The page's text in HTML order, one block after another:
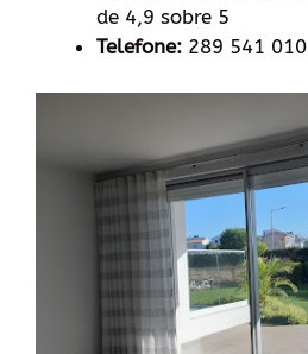
de 4,9 sobre 5
Telefone: 289 541 010